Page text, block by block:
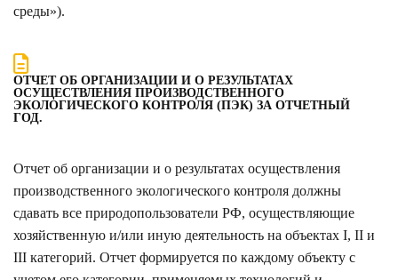
среды»).
ОТЧЕТ ОБ ОРГАНИЗАЦИИ И О РЕЗУЛЬТАТАХ
ОСУЩЕСТВЛЕНИЯ ПРОИЗВОДСТВЕННОГО
ЭКОЛОГИЧЕСКОГО КОНТРОЛЯ (ПЭК) ЗА ОТЧЕТНЫЙ
ГОД.
Отчет об организации и о результатах осуществления
производственного экологического контроля должны
сдавать все природопользователи РФ, осуществляющие
хозяйственную и/или иную деятельность на объектах I, II и
III категорий. Отчет формируется по каждому объекту с